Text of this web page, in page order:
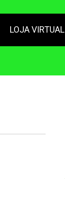
LOJA VIRTUAL